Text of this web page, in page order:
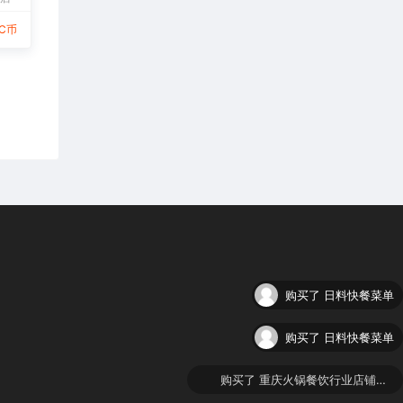
币
购买了 日料快餐菜单
购买了 日料快餐菜单
购买了